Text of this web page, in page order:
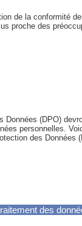
de la conformité
proche des
Données (DPO)
personnelles.
des Données
des